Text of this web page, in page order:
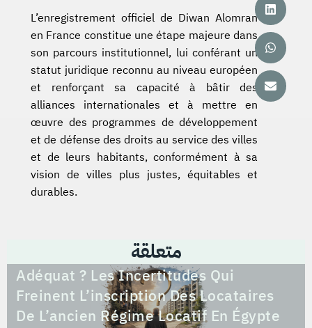
L’enregistrement officiel de Diwan Alomran
en France constitue une étape majeure dans
son parcours institutionnel, lui conférant un
statut juridique reconnu au niveau européen
et renforçant sa capacité à bâtir des
alliances internationales et à mettre en
œuvre des programmes de développement
et de défense des droits au service des villes
et de leurs habitants, conformément à sa
vision de villes plus justes, équitables et
durables.
متعلقة
Logement Alternatif Ou Logement
Adéquat ? Les Incertitudes Qui
Freinent L’inscription Des Locataires
De L’ancien Régime Locatif En Égypte